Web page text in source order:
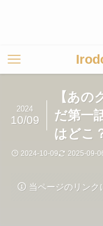
【あ
だ第一
はどこ
2024
10/09
2024-10-09 2025-09-
当ページのリンク